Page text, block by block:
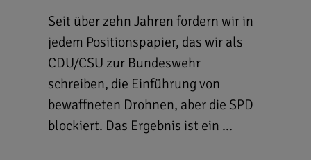
Seit über zehn Jahren fordern wir in
jedem Positionspapier, das wir als
CDU/CSU zur Bundeswehr
schreiben, die Einführung von
bewaffneten Drohnen, aber die SPD
blockiert. Das Ergebnis ist ein ...